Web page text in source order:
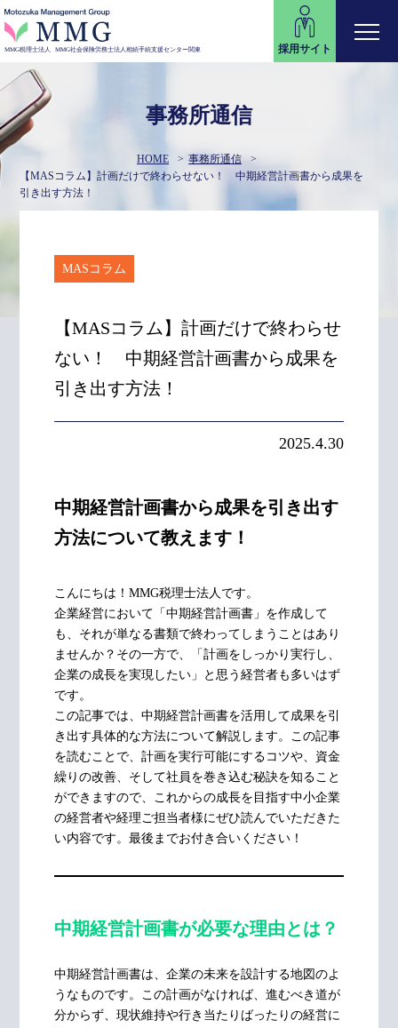
MMG税理士法人 MMG社会保険労務士法人相続手続支援センター関東 採用サイト
事務所通信
HOME
事務所通信
【MASコラム】計画だけで終わらせない！ 中期経営計画書から成果を
引き出す方法！
MASコラム
【MASコラム】計画だけで終わらせ
ない！ 中期経営計画書から成果を
引き出す方法！
2025.4.30
中期経営計画書から成果を引き出す
方法について教えます！
こんにちは！MMG税理士法人です。
企業経営において「中期経営計画書」を作成して
も、それが単なる書類で終わってしまうことはあり
ませんか？その一方で、「計画をしっかり実行し、
企業の成長を実現したい」と思う経営者も多いはず
です。
この記事では、中期経営計画書を活用して成果を引
き出す具体的な方法について解説します。この記事
を読むことで、計画を実行可能にするコツや、資金
繰りの改善、そして社員を巻き込む秘訣を知ること
ができますので、これからの成長を目指す中小企業
の経営者や経理ご担当者様にぜひ読んでいただきた
い内容です。最後までお付き合いください！
中期経営計画書が必要な理由とは？
中期経営計画書は、企業の未来を設計する地図のよ
うなものです。この計画がなければ、進むべき道が
分からず、現状維持や行き当たりばったりの経営に